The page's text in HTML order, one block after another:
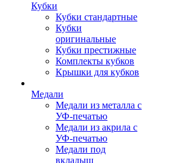
Кубки
Кубки стандартные
Кубки
оригинальные
Кубки престижные
Комплекты кубков
Крышки для кубков
Медали
Медали из металла с
УФ-печатью
Медали из акрила с
УФ-печатью
Медали под
вкладыш